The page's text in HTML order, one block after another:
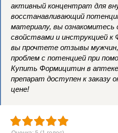
активный концентрат для
восстанавливающий
материалу, вы ознакомитесь
свойствами и инструкцией к
вы прочтете отзывы
проблем с потенцией при
Купить Формицитин в
препарат доступен к заказу
цене!